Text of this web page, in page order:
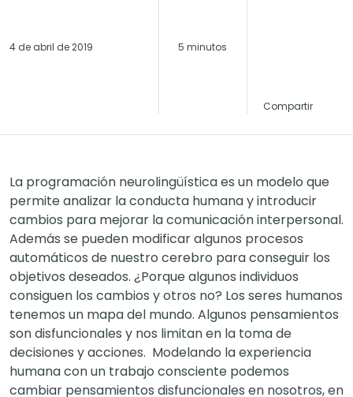
4 de abril de 2019 5 minutos
Compartir
La programación neurolingüística es un modelo que
permite analizar la conducta humana y introducir
cambios para mejorar la comunicación interpersonal.
Además se pueden modificar algunos procesos
automáticos de nuestro cerebro para conseguir los
objetivos deseados. ¿Porque algunos individuos
consiguen los cambios y otros no? Los seres humanos
tenemos un mapa del mundo. Algunos pensamientos
son disfuncionales y nos limitan en la toma de
decisiones y acciones. Modelando la experiencia
humana con un trabajo consciente podemos
cambiar pensamientos disfuncionales en nosotros, en